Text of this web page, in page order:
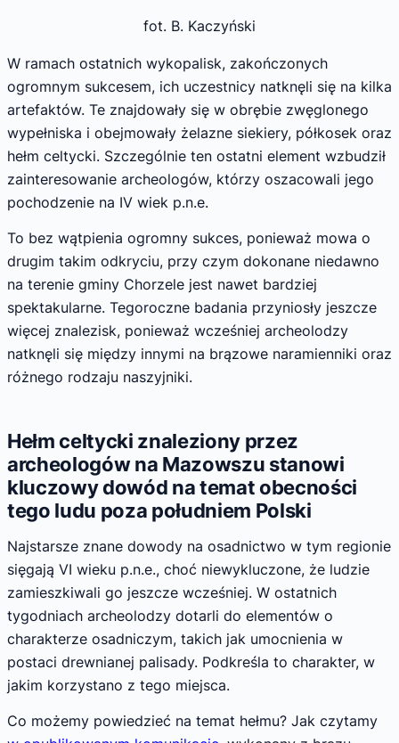
fot. B. Kaczyński
W ramach ostatnich wykopalisk, zakończonych
ogromnym sukcesem, ich uczestnicy natknęli się na kilka
artefaktów. Te znajdowały się w obrębie zwęglonego
wypełniska i obejmowały żelazne siekiery, półkosek oraz
hełm celtycki. Szczególnie ten ostatni element wzbudził
zainteresowanie archeologów, którzy oszacowali jego
pochodzenie na IV wiek p.n.e.
To bez wątpienia ogromny sukces, ponieważ mowa o
drugim takim odkryciu, przy czym dokonane niedawno
na terenie gminy Chorzele jest nawet bardziej
spektakularne. Tegoroczne badania przyniosły jeszcze
więcej znalezisk, ponieważ wcześniej archeolodzy
natknęli się między innymi na brązowe naramienniki oraz
różnego rodzaju naszyjniki.
Hełm celtycki znaleziony przez
archeologów na Mazowszu stanowi
kluczowy dowód na temat obecności
tego ludu poza południem Polski
Najstarsze znane dowody na osadnictwo w tym regionie
sięgają VI wieku p.n.e., choć niewykluczone, że ludzie
zamieszkiwali go jeszcze wcześniej. W ostatnich
tygodniach archeolodzy dotarli do elementów o
charakterze osadniczym, takich jak umocnienia w
postaci drewnianej palisady. Podkreśla to charakter, w
jakim korzystano z tego miejsca.
Co możemy powiedzieć na temat hełmu? Jak czytamy